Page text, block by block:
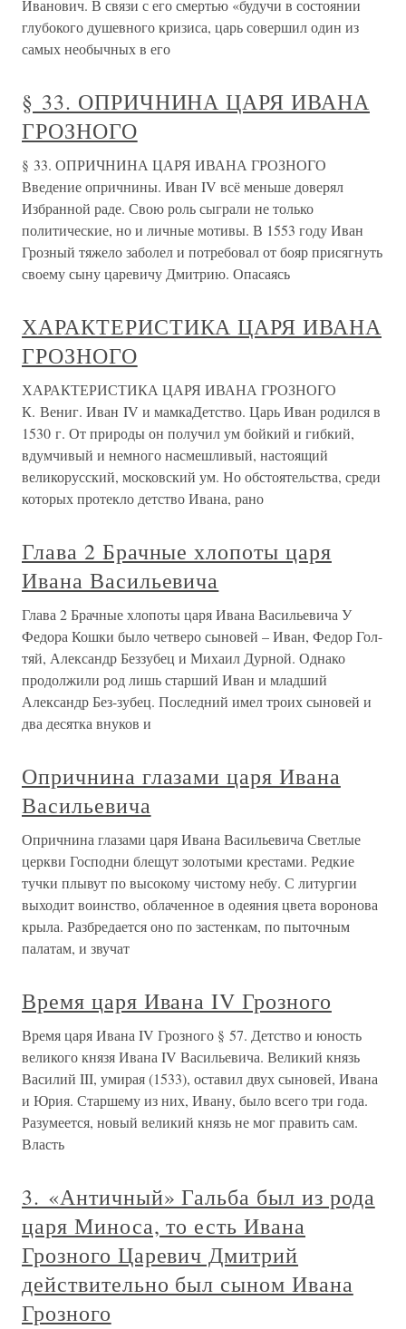
Иванович. В связи с его смертью «будучи в состоянии
глубокого душевного кризиса, царь совершил один из
самых необычных в его
§ 33. ОПРИЧНИНА ЦАРЯ ИВАНА
ГРОЗНОГО
§ 33. ОПРИЧНИНА ЦАРЯ ИВАНА ГРОЗНОГО
Введение опричнины. Иван IV всё меньше доверял
Избранной раде. Свою роль сыграли не только
политические, но и личные мотивы. В 1553 году Иван
Грозный тяжело заболел и потребовал от бояр присягнуть
своему сыну царевичу Дмитрию. Опасаясь
ХАРАКТЕРИСТИКА ЦАРЯ ИВАНА
ГРОЗНОГО
ХАРАКТЕРИСТИКА ЦАРЯ ИВАНА ГРОЗНОГО
К. Вениг. Иван IV и мамкаДетство. Царь Иван родился в
1530 г. От природы он получил ум бойкий и гибкий,
вдумчивый и немного насмешливый, настоящий
великорусский, московский ум. Но обстоятельства, среди
которых протекло детство Ивана, рано
Глава 2 Брачные хлопоты царя
Ивана Васильевича
Глава 2 Брачные хлопоты царя Ивана Васильевича У
Федора Кошки было четверо сыновей – Иван, Федор Гол-
тяй, Александр Беззубец и Михаил Дурной. Однако
продолжили род лишь старший Иван и младший
Александр Без-зубец. Последний имел троих сыновей и
два десятка внуков и
Опричнина глазами царя Ивана
Васильевича
Опричнина глазами царя Ивана Васильевича Светлые
церкви Господни блещут золотыми крестами. Редкие
тучки плывут по высокому чистому небу. С литургии
выходит воинство, облаченное в одеяния цвета воронова
крыла. Разбредается оно по застенкам, по пыточным
палатам, и звучат
Время царя Ивана IV Грозного
Время царя Ивана IV Грозного § 57. Детство и юность
великого князя Ивана IV Васильевича. Великий князь
Василий III, умирая (1533), оставил двух сыновей, Ивана
и Юрия. Старшему из них, Ивану, было всего три года.
Разумеется, новый великий князь не мог править сам.
Власть
3. «Античный» Гальба был из рода
царя Миноса, то есть Ивана
Грозного Царевич Дмитрий
действительно был сыном Ивана
Грозного